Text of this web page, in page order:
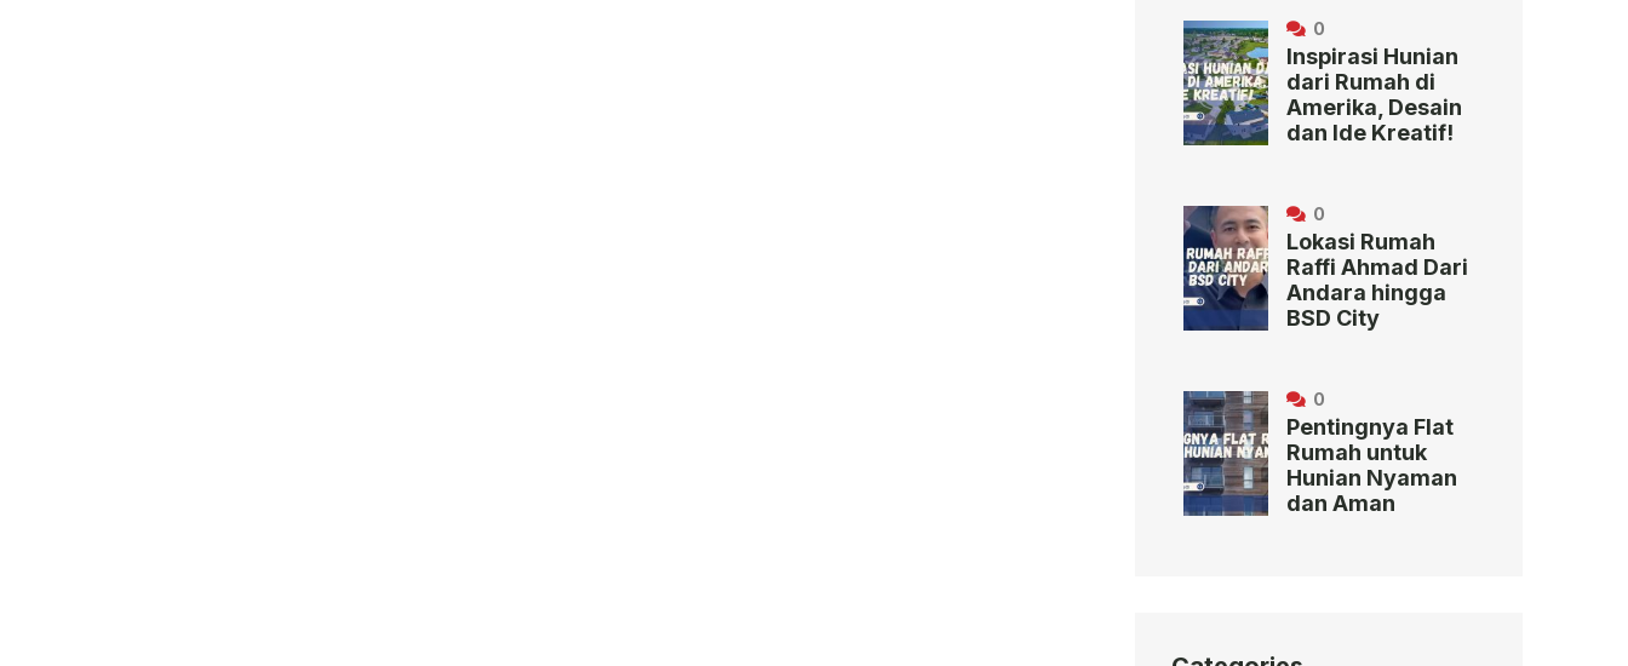
0
Inspirasi Hunian
dari Rumah di
Amerika, Desain
dan Ide Kreatif!
0
Lokasi Rumah
Raffi Ahmad Dari
Andara hingga
BSD City
0
Pentingnya Flat
Rumah untuk
Hunian Nyaman
dan Aman